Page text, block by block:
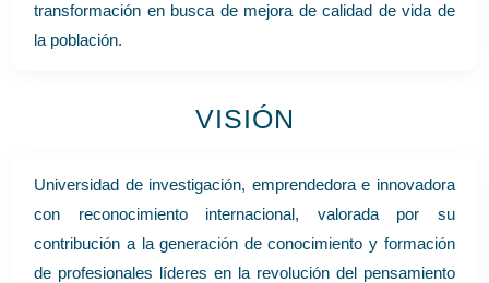
transformación en busca de mejora de calidad de vida de
la población.
VISIÓN
Universidad de investigación, emprendedora e innovadora
con reconocimiento internacional, valorada por su
contribución a la generación de conocimiento y formación
de profesionales líderes en la revolución del pensamiento